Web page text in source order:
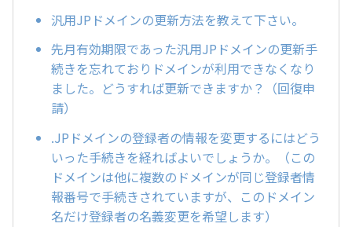
汎用JPドメインの更新方法を教えて下さい。
先月有効期限であった汎用JPドメインの更新手
続きを忘れておりドメインが利用できなくなり
ました。どうすれば更新できますか？（回復申
請）
.JPドメインの登録者の情報を変更するにはどう
いった手続きを経ればよいでしょうか。（この
ドメインは他に複数のドメインが同じ登録者情
報番号で手続きされていますが、このドメイン
名だけ登録者の名義変更を希望します）